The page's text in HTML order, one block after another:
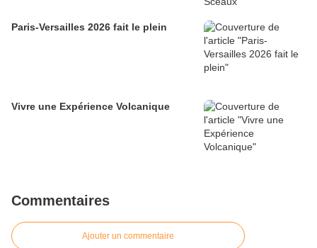
Paris-Versailles 2026 fait le plein
Vivre une Expérience Volcanique
Commentaires
Ajouter un commentaire